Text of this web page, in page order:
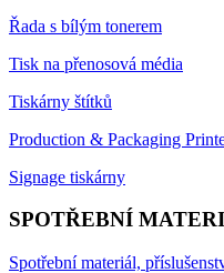
Řada s bílým tonerem
Tisk na přenosová média
Tiskárny štítků
Production & Packaging
Signage tiskárny
SPOTŘEBNÍ
Spotřební materiál,